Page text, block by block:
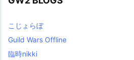
こじょらぼ
Guild Wars Offline
臨時nikki